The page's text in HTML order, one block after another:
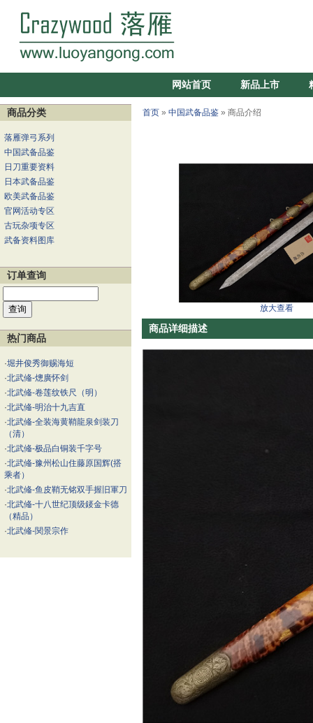
网站首页 新品上市
商品分类
落雁弹弓系列
中国武备品鉴
日刀重要资料
日本武备品鉴
欧美武备品鉴
官网活动专区
古玩杂项专区
武备资料图库
订单查询
热门商品
·堀井俊秀御赐海短
·北武偹-熜廣怀剑
·北武偹-卷莲纹铁尺（明）
·北武偹-明治十九吉直
·北武偹-全装海黄鞘龍泉剑装刀
（清）
·北武偹-极品白铜装千字号
·北武偹-豫州松山住藤原国辉(搭
乘者）
·北武偹-鱼皮鞘无铭双手握旧軍刀
·北武偹-十八世纪顶级錽金卡德
（精品）
·北武偹-関景宗作
首页 » 中国武备品鉴 » 商品介绍
放大查看
商品详细描述